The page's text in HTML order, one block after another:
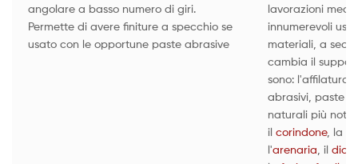
angolare a basso numero di giri.
Permette di avere finiture a specchio se
usato con le opportune paste abrasive
lavorazioni
innumerevoli usi
materiali, a
cambia il
sono: l'affilatura,
abrasivi, paste
naturali più noti
il corindone, la
l'arenaria , il